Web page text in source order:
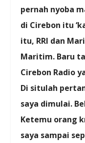
pernah nyoba
di Cirebon itu
itu, RRI dan
Maritim. Baru
Cirebon Radio
Di situlah
saya dimulai.
Ketemu orang
saya sampai